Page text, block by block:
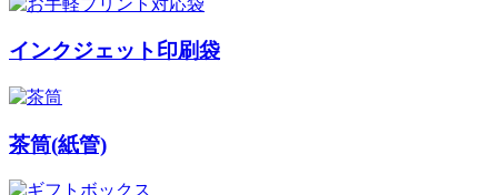
インクジェット印刷袋
茶筒(紙管)